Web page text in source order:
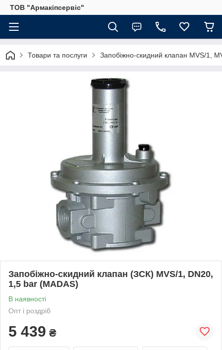
ТОВ "Армакіпсервіс"
Товари та послуги Запобіжно-скидний клапан MVS/1,
Запобіжно-скидний клапан (ЗСК) MVS/1, DN20,
1,5 bar (MADAS)
В наявності
Опт і роздріб
5 439 ₴